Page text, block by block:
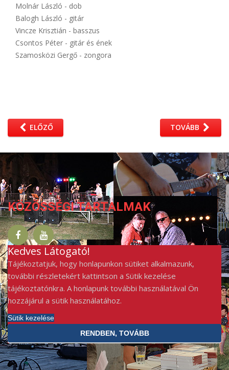
Molnár László - dob
Balogh László - gitár
Vincze Krisztián - basszus
Csontos Péter - gitár és ének
Szamosközi Gergő - zongora
ELŐZŐ TOVÁBB
KÖZÖSSÉGI TARTALMAK
Kedves Látogató!
Tájékoztatjuk, hogy honlapunkon sütiket alkalmazunk,
további részletekért kattintson a Sütik kezelése
tájékoztatónkra. A honlapunk további használatával Ön
hozzájárul a sütik használatához.
Sütik kezelése
RENDBEN, TOVÁBB